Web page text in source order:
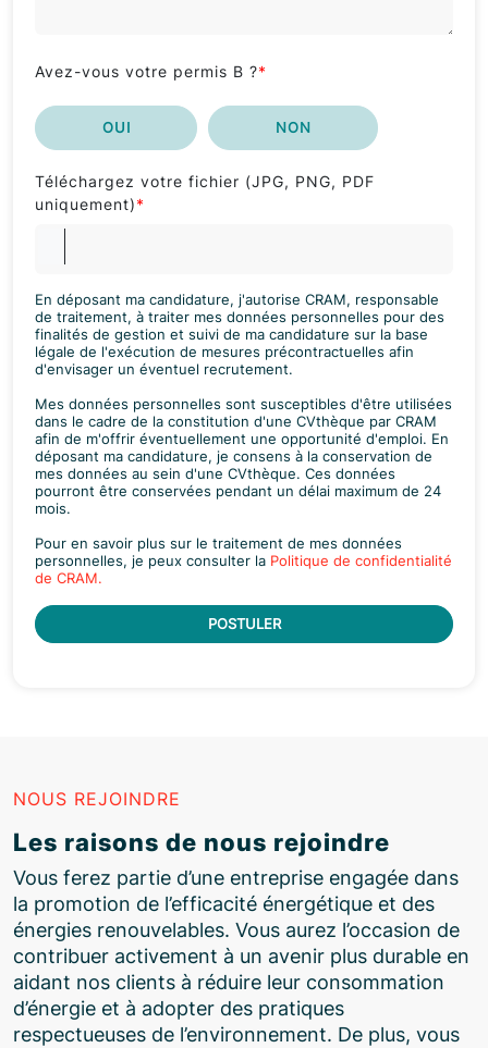
Avez-vous votre permis B ?*
OUI NON
Téléchargez votre fichier (JPG, PNG, PDF
uniquement)*
En déposant ma candidature, j'autorise CRAM, responsable
de traitement, à traiter mes données personnelles pour des
finalités de gestion et suivi de ma candidature sur la base
légale de l'exécution de mesures précontractuelles afin
d'envisager un éventuel recrutement.
Mes données personnelles sont susceptibles d'être utilisées
dans le cadre de la constitution d'une CVthèque par CRAM
afin de m'offrir éventuellement une opportunité d'emploi. En
déposant ma candidature, je consens à la conservation de
mes données au sein d'une CVthèque. Ces données
pourront être conservées pendant un délai maximum de 24
mois.
Pour en savoir plus sur le traitement de mes données
personnelles, je peux consulter la Politique de confidentialité
de CRAM.
POSTULER
NOUS REJOINDRE
Les raisons de nous rejoindre
Vous ferez partie d’une entreprise engagée dans
la promotion de l’efficacité énergétique et des
énergies renouvelables. Vous aurez l’occasion de
contribuer activement à un avenir plus durable en
aidant nos clients à réduire leur consommation
d’énergie et à adopter des pratiques
respectueuses de l’environnement. De plus, vous